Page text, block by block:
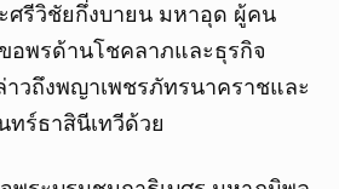
ศรีวิชัยกึ่งบายน มหาอุด ผู้คน
อพรด้านโชคลาภและธุรกิจ
วถึงพญาเพชรภัทรนาคราชและ
ร์ธาสินีเทวีด้วย